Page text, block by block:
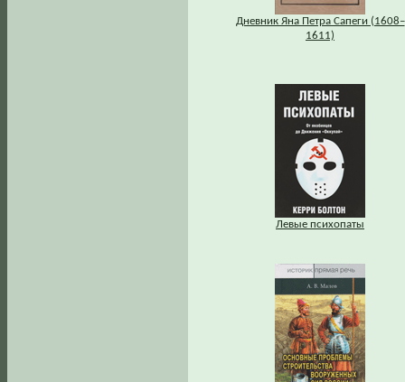
Дневник Яна Петра Сапеги (1608–
1611)
Левые психопаты